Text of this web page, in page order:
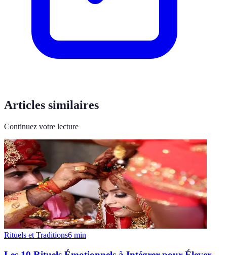
Articles similaires
Continuez votre lecture
Rituels et Traditions6 min